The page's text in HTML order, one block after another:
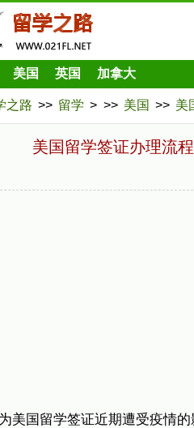
美国 英国 加拿大
之路 >> 留学 > >> 美国 >> 美
美国留学签证办理流
美国留学签证近期遭受疫情